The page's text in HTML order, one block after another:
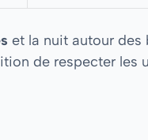
et la nuit autour des
de respecter les